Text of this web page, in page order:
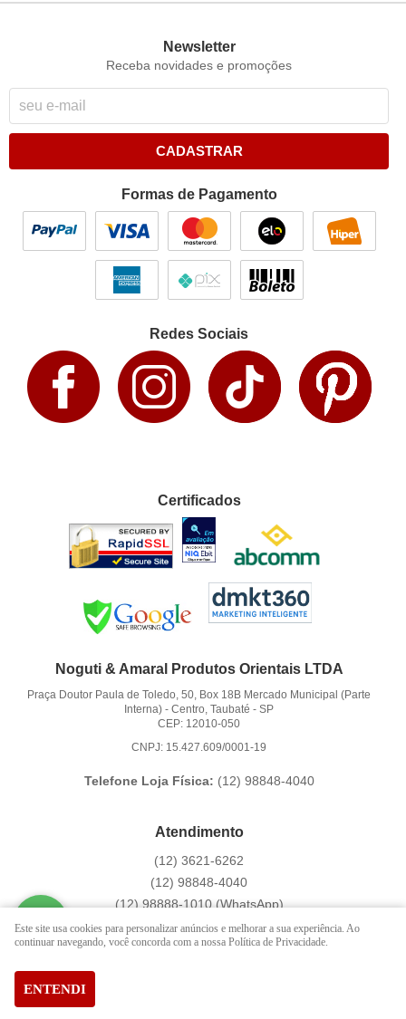
Newsletter
Receba novidades e promoções
CADASTRAR
Formas de Pagamento
Redes Sociais
Certificados
Noguti & Amaral Produtos Orientais LTDA
Praça Doutor Paula de Toledo, 50, Box 18B Mercado Municipal (Parte
Interna) -Centro, Taubaté -SP
CEP: 12010-050
CNPJ: 15.427.609/0001-19
Telefone Loja Física: (12) 98848-4040
Atendimento
(12) 3621-6262
(12) 98848-4040
(12)98888-1010(WhatsApp)
Segunda a Sexta das 9:00h às 16:00h
contato@hachi8.com.br
Este site usa cookies para personalizar anúncios e melhorar a sua experiência. Ao
continuar navegando, você concorda com a nossa Política de Privacidade.
ENTENDI